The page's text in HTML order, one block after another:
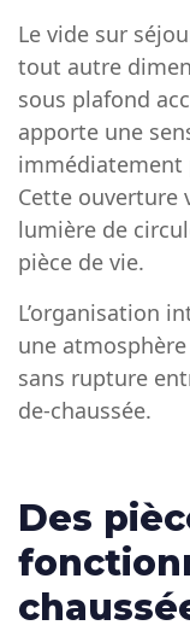
Le vide sur
tout autre
sous plafond
apporte une
immédiatement
Cette ouverture
lumière de
pièce de vie.
L’organisation
une
sans rupture
de-chaussée.
Des